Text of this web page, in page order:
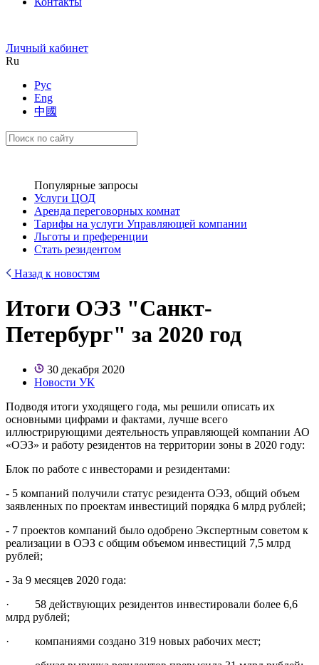
Личный кабинет
Ru
Рус
Eng
中國
Популярные запросы
Услуги ЦОД
Аренда переговорных комнат
Тарифы на услуги Управляющей компании
Льготы и преференции
Стать резидентом
Назад к новостям
Итоги ОЭЗ "Санкт-
Петербург" за 2020 год
30 декабря 2020
Новости УК
Подводя итоги уходящего года, мы решили описать их
основными цифрами и фактами, лучше всего
иллюстрирующими деятельность управляющей компании АО
«ОЭЗ» и работу резидентов на территории зоны в 2020 году:
Блок по работе с инвесторами и резидентами:
- 5 компаний получили статус резидента ОЭЗ, общий объем
заявленных по проектам инвестиций порядка 6 млрд рублей;
- 7 проектов компаний было одобрено Экспертным советом к
реализации в ОЭЗ с общим объемом инвестиций 7,5 млрд
рублей;
- За 9 месяцев 2020 года:
· 58 действующих резидентов инвестировали более 6,6
млрд рублей;
· компаниями создано 319 новых рабочих мест;